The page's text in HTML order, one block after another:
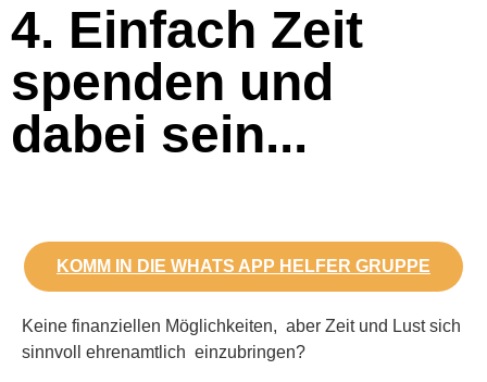
4. Einfach Zeit
spenden und
dabei sein...
KOMM IN DIE WHATS APP HELFER GRUPPE
Keine finanziellen Möglichkeiten, aber Zeit und Lust sich
sinnvoll ehrenamtlich einzubringen?